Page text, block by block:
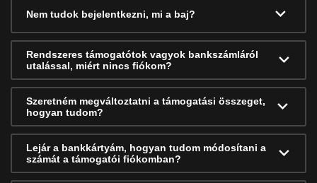
Nem tudok bejelentkezni, mi a baj?
Rendszeres támogatótok vagyok bankszámláról
utalással, miért nincs fiókom?
Szeretném megváltoztatni a támogatási összeget,
hogyan tudom?
Lejár a bankkártyám, hogyan tudom módosítani a
számát a támogatói fiókomban?